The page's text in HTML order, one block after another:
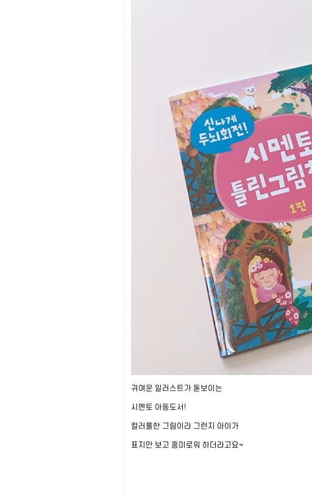
귀여운 일러스트가 돋보이는
시멘토 아동도서!
컬러풀한 그림이라 그런지 아이가
표지만 보고 흥미로워 하더라고요~